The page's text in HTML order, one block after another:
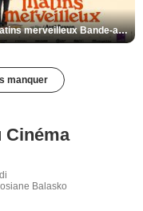
Les Matins merveilleux Bande-annonce VF
manquer
Cinéma
Balasko